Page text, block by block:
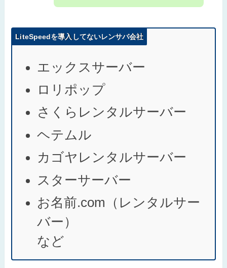
LiteSpeedを導入してないレンサバ会社
エックスサーバー
ロリポップ
さくらレンタルサーバー
ヘテムル
カゴヤレンタルサーバー
スターサーバー
お名前.com（レンタルサー
バー）
など